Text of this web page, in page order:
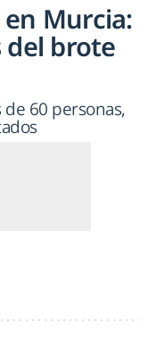
en Murcia:
del brote
60 personas,